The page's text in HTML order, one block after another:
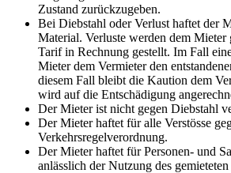
Zustand zurückzugeben.
Bei Diebstahl oder Verlust haftet der
Material. Verluste werden dem Mieter
Tarif in Rechnung gestellt. Im Fall
Mieter dem Vermieter den
diesem Fall bleibt die Kaution dem
wird auf die Entschädigung
Der Mieter ist nicht gegen Diebstahl
Der Mieter haftet für alle Verstösse
Verkehrsregelverordnung.
Der Mieter haftet für Personen- und
anlässlich der Nutzung des